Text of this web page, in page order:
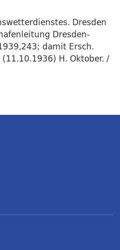
Dresden
Dresden-
damit Ersch.
H. Oktober. /